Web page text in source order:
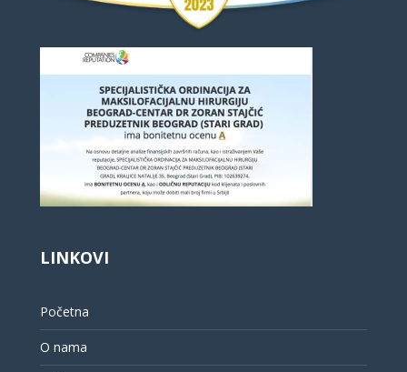
LINKOVI
Početna
O nama